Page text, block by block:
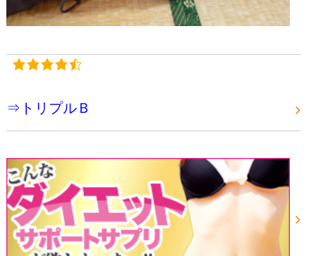
⇒トリプルＢ